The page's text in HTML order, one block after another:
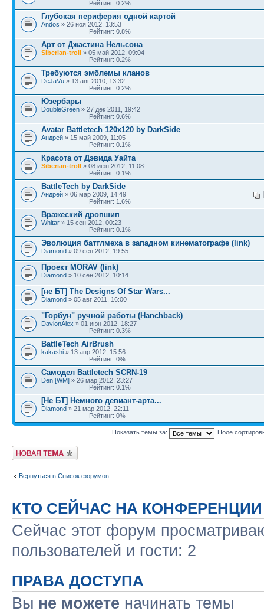
Рейтинг: 0.2%
Глубокая периферия одной картой
Andos » 26 ноя 2012, 13:53
Рейтинг: 0.8%
Арт от Джастина Нельсона
Siberian-troll » 05 май 2012, 09:04
Рейтинг: 0.2%
Требуются эмблемы кланов
DeJaVu » 13 авг 2010, 13:32
Рейтинг: 0.2%
Юзербары
DoubleGreen » 27 дек 2011, 19:42
Рейтинг: 0.6%
Avatar Battletech 120х120 by DarkSide
Андрей » 15 май 2009, 11:05
Рейтинг: 0.1%
Красота от Дэвида Уайта
Siberian-troll » 08 июн 2012, 11:08
Рейтинг: 0.1%
BattleTech by DarkSide
Андрей » 06 мар 2009, 14:49
Рейтинг: 1.6%
Вражеский дропшип
Whitar » 15 сен 2012, 00:23
Рейтинг: 0.1%
Эволюция баттлмеха в западном кинематографе (link)
Diamond » 09 сен 2012, 19:55
Проект MORAV (link)
Diamond » 10 сен 2012, 10:14
[не БТ] The Designs Of Star Wars...
Diamond » 05 авг 2011, 16:00
"Горбун" ручной работы (Hanchback)
DavionAlex » 01 июн 2012, 18:27
Рейтинг: 0.3%
BattleTech AirBrush
kakashi » 13 апр 2012, 15:56
Рейтинг: 0%
Самодел Battletech SCRN-19
Den [WM] » 26 мар 2012, 23:27
Рейтинг: 0.1%
[Не БТ] Немного девиант-арта...
Diamond » 21 мар 2012, 22:11
Рейтинг: 0%
Показать темы за: Поле
Новая тема
Вернуться в Список форумов
КТО СЕЙЧАС НА КОНФЕРЕНЦИИ
Сейчас этот форум
пользователей и гости: 2
ПРАВА ДОСТУПА
Вы не можете начинать темы